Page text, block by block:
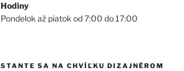
Hodiny
Pondelok až piatok od 7:00 do 17:00
STANTE SA NA CHVÍĽKU DIZAJNÉROM